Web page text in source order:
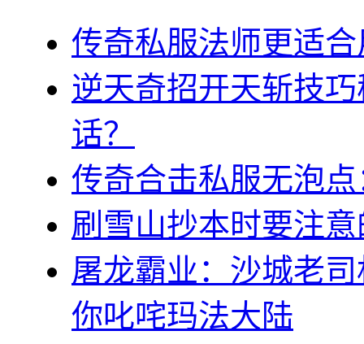
传奇私服法师更适
逆天奇招开天斩技
话？
传奇合击私服无泡
刷雪山抄本时要注
屠龙霸业：沙城老
你叱咤玛法大陆